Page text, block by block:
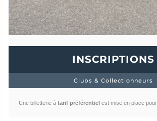
INSCRIPTIONS
Clubs & Collectionneurs
Une billetterie à tarif préférentielest mise en place